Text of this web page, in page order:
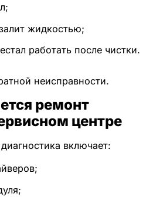
жидкостью;
работать после чистки.
неисправности.
ремонт
центре
включает: